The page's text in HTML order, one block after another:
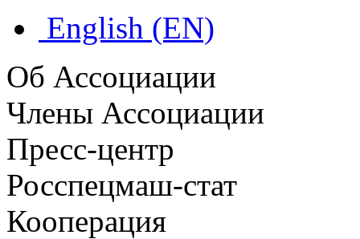
English (EN)
Об Ассоциации
Члены Ассоциации
Пресс-центр
Росспецмаш-стат
Кооперация